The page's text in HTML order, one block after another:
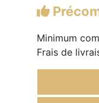
Minimum
Frais de